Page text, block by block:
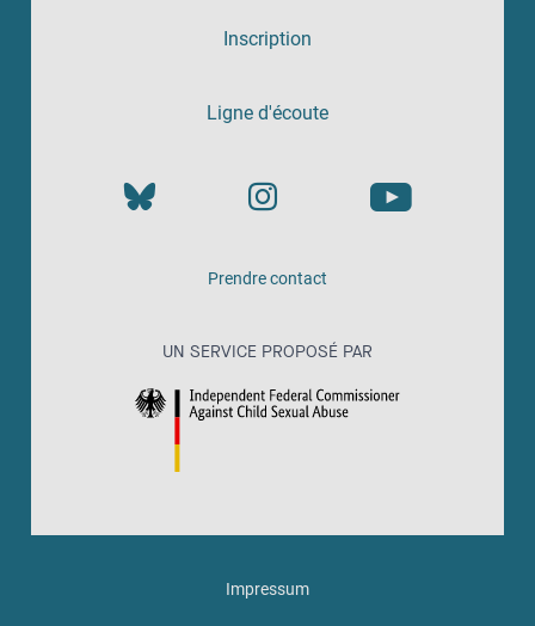
Inscription
Ligne d'écoute
Prendre contact
UN SERVICE PROPOSÉ PAR
Impressum